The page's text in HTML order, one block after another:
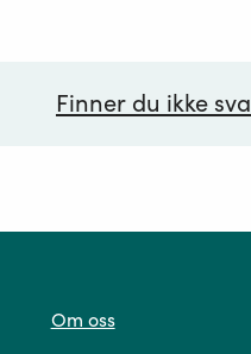
Finner du ikke
Om oss